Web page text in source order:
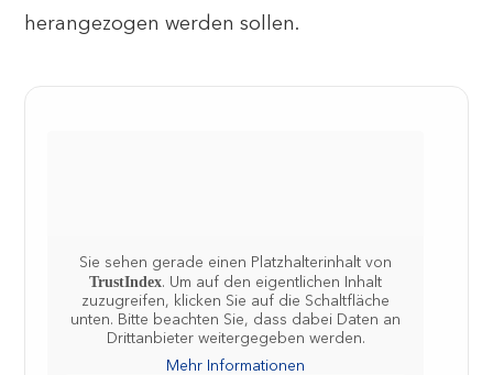
herangezogen werden sollen.
Sie sehen gerade einen Platzhalterinhalt von
TrustIndex. Um auf den eigentlichen Inhalt
zuzugreifen, klicken Sie auf die Schaltfläche
unten. Bitte beachten Sie, dass dabei Daten an
Drittanbieter weitergegeben werden.
Mehr Informationen